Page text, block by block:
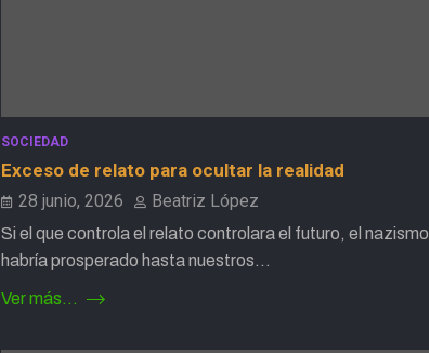
SOCIEDAD
Exceso de relato para ocultar la realidad
28 junio, 2026 Beatriz López
Si el que controla el relato controlara el futuro, el nazismo
habría prosperado hasta nuestros…
Ver más...